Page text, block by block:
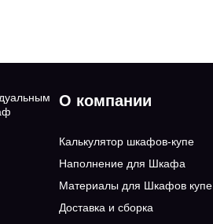
О компании
Калькулятор шкафов-купе
Наполнение для Шкафа
Материалы для Шкафов купе
Доставка и сборка